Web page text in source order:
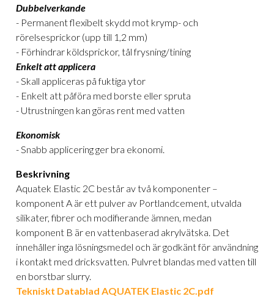
Dubbelverkande
- Permanent flexibelt skydd mot krymp- och
rörelsesprickor (upp till 1,2 mm)
- Förhindrar köldsprickor, tål frysning/tining
Enkelt att applicera
- Skall appliceras på fuktiga ytor
- Enkelt att påföra med borste eller spruta
- Utrustningen kan göras rent med vatten
Ekonomisk
- Snabb applicering ger bra ekonomi.
Beskrivning
Aquatek Elastic 2C består av två komponenter –
komponent A är ett pulver av Portlandcement, utvalda
silikater, fibrer och modifierande ämnen, medan
komponent B är en vattenbaserad akrylvätska. Det
innehåller inga lösningsmedel och är godkänt för användning
i kontakt med dricksvatten. Pulvret blandas med vatten till
en borstbar slurry.
Tekniskt Datablad AQUATEK Elastic 2C.pdf